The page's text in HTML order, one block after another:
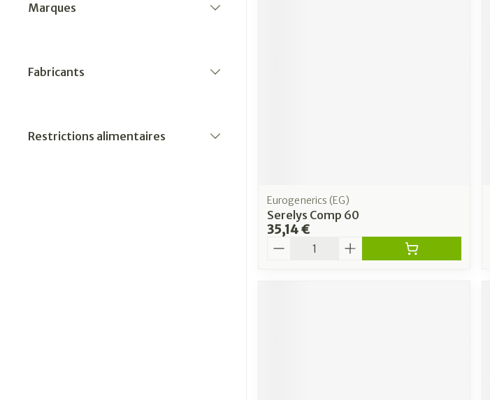
Marques
Fabricants
Restrictions alimentaires
Eurogenerics (EG)
Serelys Comp 60
35,14 €
Quantité